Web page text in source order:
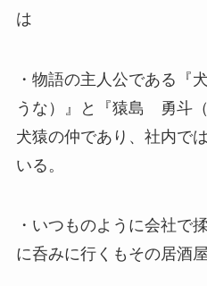
は
・物語の主人公である
うな）』と『猿島 勇斗
犬猿の仲であり、社内で
いる。
・いつものように会社で
に呑みに行くもその居酒